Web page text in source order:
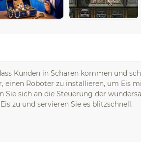
Kunden in Scharen kommen und
einen Roboter zu installieren, um Eis
Sie sich an die Steuerung der
zu und servieren Sie es blitzschnell.